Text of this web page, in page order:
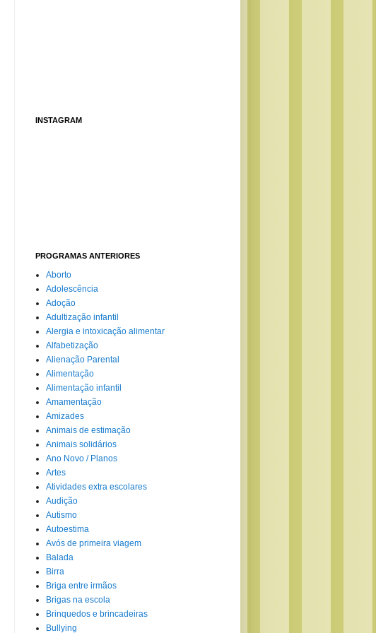
INSTAGRAM
PROGRAMAS ANTERIORES
Aborto
Adolescência
Adoção
Adultização infantil
Alergia e intoxicação alimentar
Alfabetização
Alienação Parental
Alimentação
Alimentação infantil
Amamentação
Amizades
Animais de estimação
Animais solidários
Ano Novo / Planos
Artes
Atividades extra escolares
Audição
Autismo
Autoestima
Avós de primeira viagem
Balada
Birra
Briga entre irmãos
Brigas na escola
Brinquedos e brincadeiras
Bullying